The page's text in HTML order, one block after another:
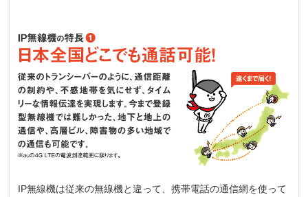
IP無線機は従来の無線機と違って、携帯電話の通信網を使って